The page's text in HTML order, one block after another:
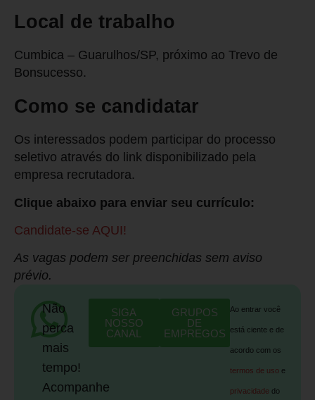
Local de trabalho
Cumbica – Guarulhos/SP, próximo ao Trevo de
Bonsucesso.
Como se candidatar
Os interessados podem participar do processo
seletivo através do link disponibilizado pela
empresa recrutadora.
Clique abaixo para enviar seu currículo:
Candidate-se AQUI!
As vagas podem ser preenchidas sem aviso
prévio.
Não
perca
mais
tempo!
Acompanhe
SIGA
NOSSO
CANAL
GRUPOS
DE
EMPREGOS
Ao entrar você
está ciente e de
acordo com os
termos de uso e
privacidade do